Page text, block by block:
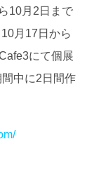
10月2日まで
月17日から
にて個展
中に2日間作